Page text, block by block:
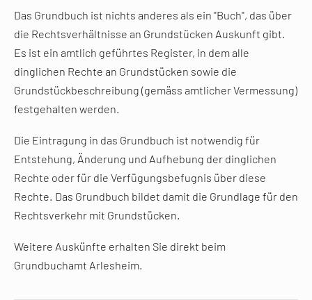
Das Grundbuch ist nichts anderes als ein "Buch", das über
die Rechtsverhältnisse an Grundstücken Auskunft gibt.
Es ist ein amtlich geführtes Register, in dem alle
dinglichen Rechte an Grundstücken sowie die
Grundstückbeschreibung (gemäss amtlicher Vermessung)
festgehalten werden.
Die Eintragung in das Grundbuch ist notwendig für
Entstehung, Änderung und Aufhebung der dinglichen
Rechte oder für die Verfügungsbefugnis über diese
Rechte. Das Grundbuch bildet damit die Grundlage für den
Rechtsverkehr mit Grundstücken.
Weitere Auskünfte erhalten Sie direkt beim
Grundbuchamt Arlesheim.